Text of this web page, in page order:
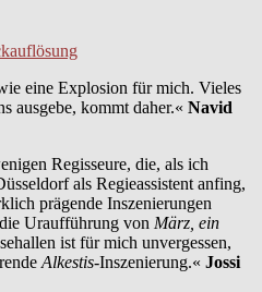
eine Explosion für mich. Vieles
ausgebe, kommt daher.« Navid
Regisseure, die, als ich
als Regieassistent anfing,
prägende Inszenierungen
Uraufführung von März, ein
ist für mich unvergessen,
Alkestis-Inszenierung.« Jossi